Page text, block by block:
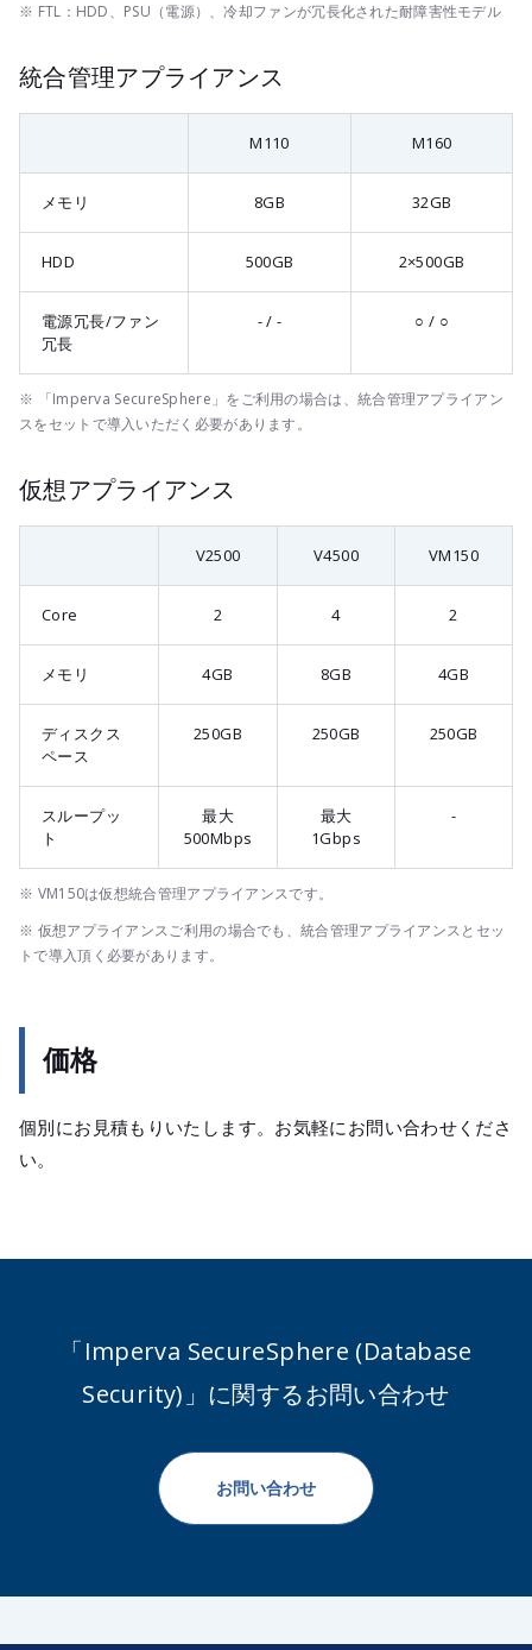
※ FTL：HDD、PSU（電源）、冷却ファンが冗長化された耐障害性モデル
統合管理アプライアンス
M110 M160
メモリ 8GB 32GB
HDD 500GB 2×500GB
電源冗長/ファン
冗長
- / - ○ / ○
※ 「Imperva SecureSphere」をご利用の場合は、統合管理アプライアン
スをセットで導入いただく必要があります。
仮想アプライアンス
V2500 V4500 VM150
Core 2 4 2
メモリ 4GB 8GB 4GB
ディスクス
ペース
250GB 250GB 250GB
スループッ
ト
最大
500Mbps
最大
1Gbps
-
※ VM150は仮想統合管理アプライアンスです。
※ 仮想アプライアンスご利用の場合でも、統合管理アプライアンスとセッ
トで導入頂く必要があります。
価格
個別にお見積もりいたします。お気軽にお問い合わせくださ
い。
「Imperva SecureSphere (Database
Security)」に関するお問い合わせ
お問い合わせ